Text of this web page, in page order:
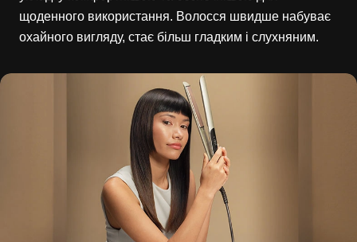
щоденного використання. Волосся швидше набуває
охайного вигляду, стає більш гладким і слухняним.